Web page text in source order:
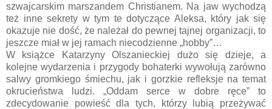
szwajcarskim marszandem Christianem. Na jaw wychodzą
też inne sekrety w tym te dotyczące Aleksa, który jak się
okazuje nie dość, że należał do pewnej tajnej organizacji, to
jeszcze miał w jej ramach niecodzienne „hobby”…
W książce Katarzyny Olszanieckiej dużo się dzieje, a
kolejne wydarzenia i przygody bohaterki wywołują zarówno
salwy gromkiego śmiechu, jak i gorzkie refleksje na temat
okrucieństwa ludzi. „Oddam serce w dobre ręce” to
zdecydowanie powieść dla tych, którzy lubią przeżywać